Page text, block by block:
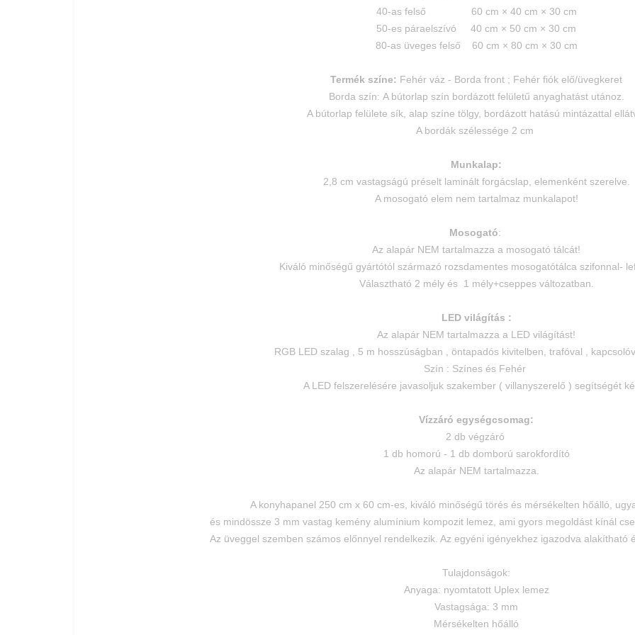
40-as felső 60 cm × 40 cm × 30 cm
50-es páraelszívó 40 cm × 50 cm × 30 cm
80-as üveges felső 60 cm × 80 cm × 30 cm
Termék színe: Fehér váz - Borda front ; Fehér fiók elő/üvegkeret
Borda szín: A bútorlap szín bordázott felületű anyaghatást utánoz.
A bútorlap felülete sík, alap színe tölgy, bordázott hatású mintázattal
A bordák szélessége 2 cm
Munkalap:
2,8 cm vastagságú préselt laminált forgácslap, elemenként szerelve.
A mosogató elem nem tartalmaz munkalapot!
Mosogató:
Az alapár NEM tartalmazza a mosogató tálcát!
Kiváló minőségű gyártótól származó rozsdamentes mosogatótálca szifonnal-
Választható 2 mély és 1 mély+cseppes változatban.
LED világítás :
Az alapár NEM tartalmazza a LED világítást!
RGB LED szalag , 5 m hosszúságban , öntapadós kivitelben, trafóval ,
Szín : Színes és Fehér
A LED felszerelésére javasoljuk szakember ( villanyszerelő ) segítségét
Vízzáró egységcsomag:
2 db végzáró
1 db homorú - 1 db domború sarokfordító
Az alapár NEM tartalmazza.
A konyhapanel 250 cm x 60 cm-es, kiváló minőségű törés és mérsékelten hőálló,
és mindössze 3 mm vastag kemény alumínium kompozit lemez, ami gyors megoldást kínál
Az üveggel szemben számos előnnyel rendelkezik. Az egyéni igényekhez igazodva alakítható
Tulajdonságok:
Anyaga: nyomtatott Uplex lemez
Vastagsága: 3 mm
Mérsékelten hőálló